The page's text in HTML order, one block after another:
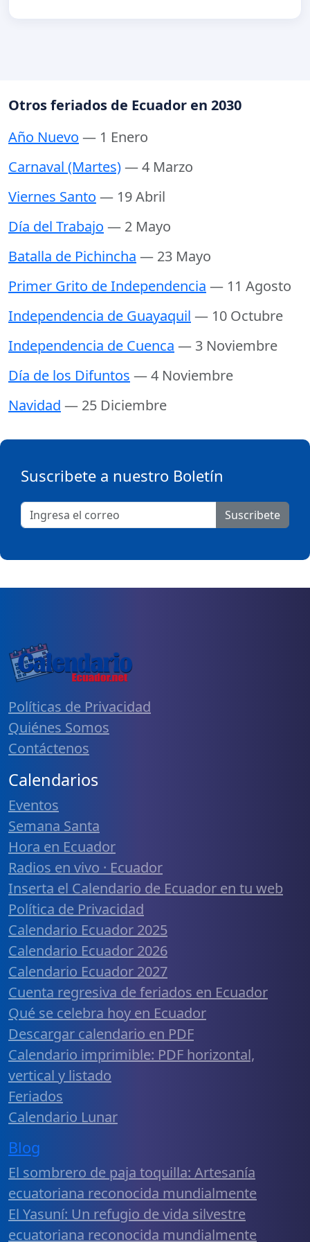
Otros feriados de Ecuador en 2030
Año Nuevo — 1 Enero
Carnaval (Martes)— 4 Marzo
Viernes Santo — 19 Abril
Día del Trabajo — 2 Mayo
Batalla de Pichincha — 23 Mayo
Primer Grito de Independencia — 11 Agosto
Independencia de Guayaquil — 10 Octubre
Independencia de Cuenca — 3 Noviembre
Día de los Difuntos — 4 Noviembre
Navidad — 25 Diciembre
Suscribete a nuestro Boletín
Suscribete
Políticas de Privacidad
Quiénes Somos
Contáctenos
Calendarios
Eventos
Semana Santa
Hora en Ecuador
Radios en vivo · Ecuador
Inserta el Calendario de Ecuador en tu web
Política de Privacidad
Calendario Ecuador 2025
Calendario Ecuador 2026
Calendario Ecuador 2027
Cuenta regresiva de feriados en Ecuador
Qué se celebra hoy en Ecuador
Descargar calendario en PDF
Calendario imprimible: PDF horizontal,
vertical y listado
Feriados
Calendario Lunar
Blog
El sombrero de paja toquilla: Artesanía
ecuatoriana reconocida mundialmente
El Yasuní: Un refugio de vida silvestre
ecuatoriana reconocida mundialmente